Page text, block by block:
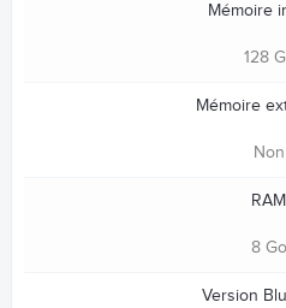
Mémoire
128
Mémoire
Non
RAM
8 Go
Version